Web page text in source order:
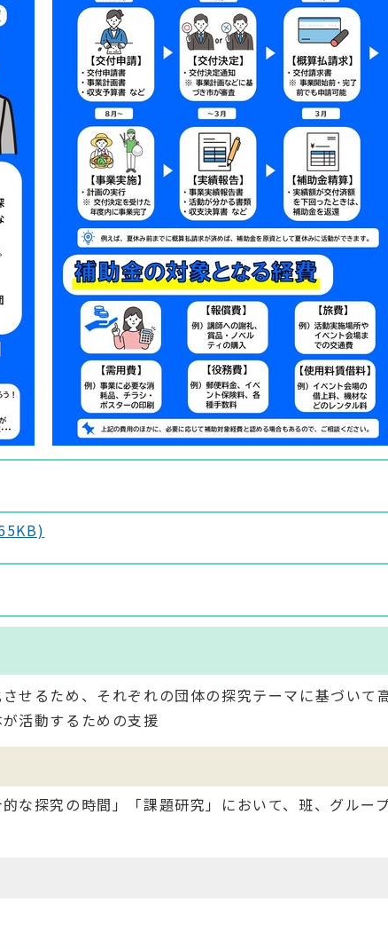
せるため、それぞれの団体の探究テーマに基づいて
活動するための支援
な探究の時間」「課題研究」において、班、グルー